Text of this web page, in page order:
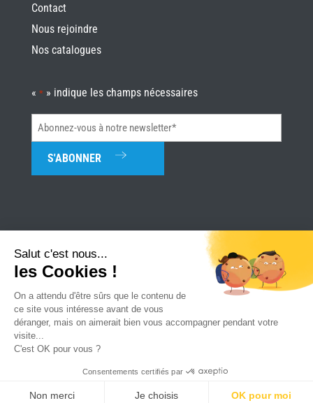
TROUVER UN
CONSULTER LE
REJOIGNEZ
Contact
Nous rejoindre
Nos catalogues
« * » indique les champs nécessaires
Abonnez-
vous
notre
Univerture| Mentions légales Plan du site|
Réalisation Attraptemps
Salut c'est nous...
les Cookies !
On a attendu d'être sûrs que le contenu de
ce site vous intéresse avant de vous
déranger, mais on aimerait bien vous accompagner pendant votre
visite...
C'est OK pour vous ?
Consentements certifiés par
Non merci Je choisis OK pour moi